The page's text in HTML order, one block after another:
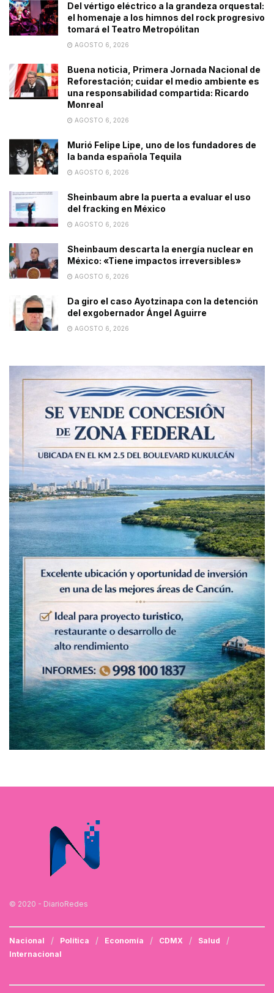
Del vértigo eléctrico a la grandeza orquestal:
el homenaje a los himnos del rock progresivo
tomará el Teatro Metropólitan
AGOSTO 6, 2026
Buena noticia, Primera Jornada Nacional de
Reforestación; cuidar el medio ambiente es
una responsabilidad compartida: Ricardo
Monreal
AGOSTO 6, 2026
Murió Felipe Lipe, uno de los fundadores de
la banda española Tequila
AGOSTO 6, 2026
Sheinbaum abre la puerta a evaluar el uso
del fracking en México
AGOSTO 6, 2026
Sheinbaum descarta la energía nuclear en
México: «Tiene impactos irreversibles»
AGOSTO 6, 2026
Da giro el caso Ayotzinapa con la detención
del exgobernador Ángel Aguirre
AGOSTO 6, 2026
© 2020 - DiarioRedes
Nacional Política Economía CDMX
Salud
Internacional